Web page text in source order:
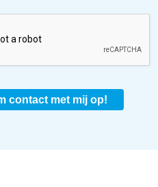
contact met mij op!